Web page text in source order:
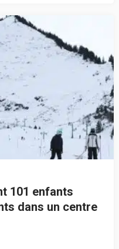
101 enfants
dans un centre